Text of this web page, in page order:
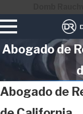
Abogado de
Abogado de